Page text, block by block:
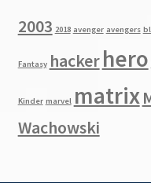
2003 2018 avenger avengers
Fantasy hackerhero
Kinder marvel matrix
Wachowski